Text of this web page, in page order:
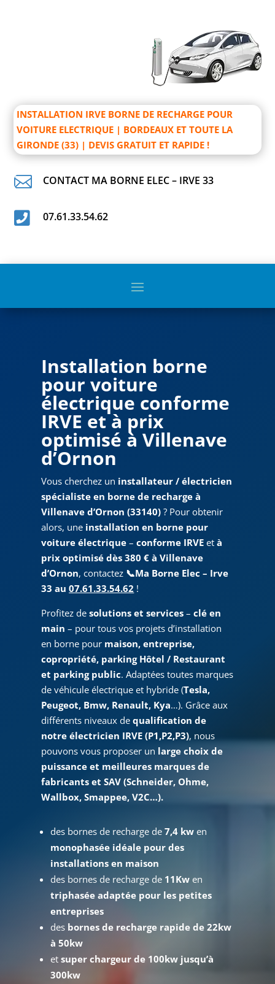
INSTALLATION IRVE BORNE DE RECHARGE POUR
VOITURE ELECTRIQUE | BORDEAUX ET TOUTE LA
GIRONDE (33) | DEVIS GRATUIT ET RAPIDE !
 CONTACT MA BORNE ELEC – IRVE 33
 07.61.33.54.62
Installation borne
pour voiture
électrique conforme
IRVE et à prix
optimisé à Villenave
d’Ornon
Vous cherchez un installateur / électricien
spécialiste en borne de recharge à
Villenave d’Ornon (33140) ? Pour obtenir
alors, une installation en borne pour
voiture électrique –conforme IRVE età
prix optimisé dès 380 € à Villenave
d’Ornon, contactez 📞Ma Borne Elec – Irve
33 au 07.61.33.54.62 !
Profitez desolutions et services –clé en
main – pour tous vos projets d’installation
en borne pour maison, entreprise,
copropriété, parking Hôtel / Restaurant
et parking public. Adaptées toutes marques
de véhicule électrique et hybride (Tesla,
Peugeot, Bmw, Renault, Kya…). Grâce aux
différents niveaux dequalification de
notre électricien IRVE (P1,P2,P3), nous
pouvons vous proposer un large choix de
puissance et meilleures marques de
fabricants et SAV (Schneider, Ohme,
Wallbox, Smappee, V2C…).
des bornes de recharge de7,4 kw en
monophasée idéale pour des
installations en maison
des bornes de recharge de 11Kw en
triphasée adaptée pour les petites
entreprises
des bornes de recharge rapide de 22kw
à 50kw
etsuper chargeur de 100kw jusqu’à
300kw